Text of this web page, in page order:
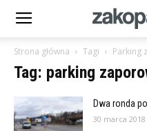
Strona główna Tagi Parking
Tag: parking
Dwa ronda
30 marca 2018